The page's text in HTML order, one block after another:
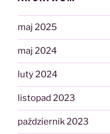
maj 2025
maj 2024
luty 2024
listopad 2023
październik 2023